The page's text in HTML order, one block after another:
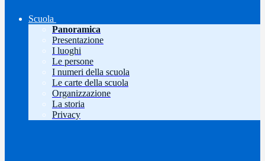
Scuola
Panoramica
Presentazione
I luoghi
Le persone
I numeri della scuola
Le carte della scuola
Organizzazione
La storia
Privacy